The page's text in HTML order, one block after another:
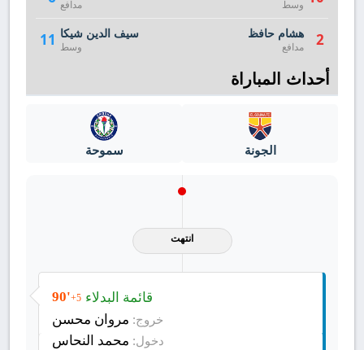
مدافع
11 سيف الدين شيكا
وسط
وسط
2 هشام حافظ
مدافع
أحداث المباراة
الجونة سموحة
انتهت
90'+5 قائمة البدلاء
خروج: مروان محسن
دخول: محمد النحاس